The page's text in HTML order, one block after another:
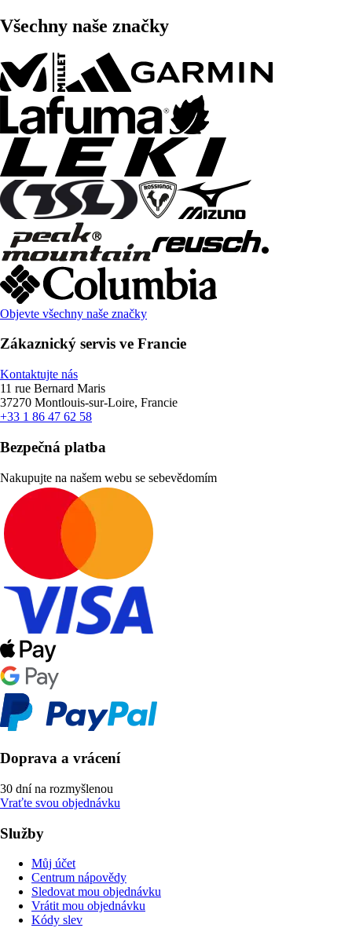
Všechny naše značky
Objevte všechny naše značky
Zákaznický servis ve Francie
Kontaktujte nás
11 rue Bernard Maris
37270 Montlouis-sur-Loire, Francie
+33 1 86 47 62 58
Bezpečná platba
Nakupujte na našem webu se sebevědomím
Doprava a vrácení
30 dní na rozmyšlenou
Vraťte svou objednávku
Služby
Můj účet
Centrum nápovědy
Sledovat mou objednávku
Vrátit mou objednávku
Kódy slev